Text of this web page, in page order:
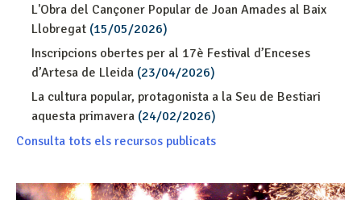
L'Obra del Cançoner Popular de Joan Amades al Baix
Llobregat (15/05/2026)
Inscripcions obertes per al 17è Festival d’Enceses
d’Artesa de Lleida (23/04/2026)
La cultura popular, protagonista a la Seu de Bestiari
aquesta primavera (24/02/2026)
Consulta tots els recursos publicats